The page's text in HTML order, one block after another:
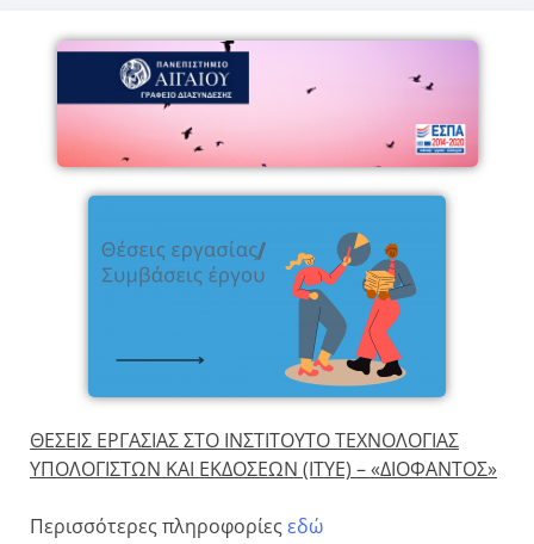
ΘΕΣΕΙΣ ΕΡΓΑΣΙΑΣ ΣΤΟ ΙΝΣΤΙΤΟΥΤΟ ΤΕΧΝΟΛΟΓΙΑΣ
ΥΠΟΛΟΓΙΣΤΩΝ ΚΑΙ ΕΚΔΟΣΕΩΝ (ITYE) – «ΔΙΟΦΑΝΤΟΣ»
Περισσότερες πληροφορίες εδώ